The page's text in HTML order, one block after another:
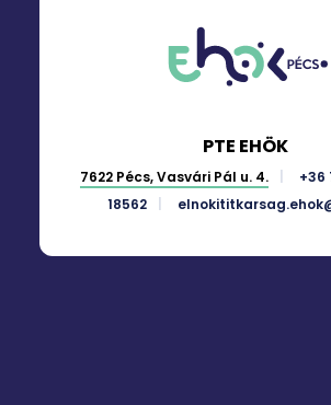
PTE EHÖK
7622 Pécs, Vasvári Pál u. 4.
+36
18562